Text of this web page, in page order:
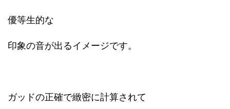
優等生的な
印象の音が出るイメージです。
ガッドの正確で緻密に計算されて